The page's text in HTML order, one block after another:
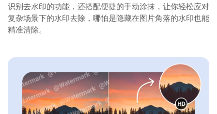
识别去水印的功能，还搭配便捷的手动涂抹，让你轻松应对
复杂场景下的水印去除，哪怕是隐藏在图片角落的水印也能
精准清除。